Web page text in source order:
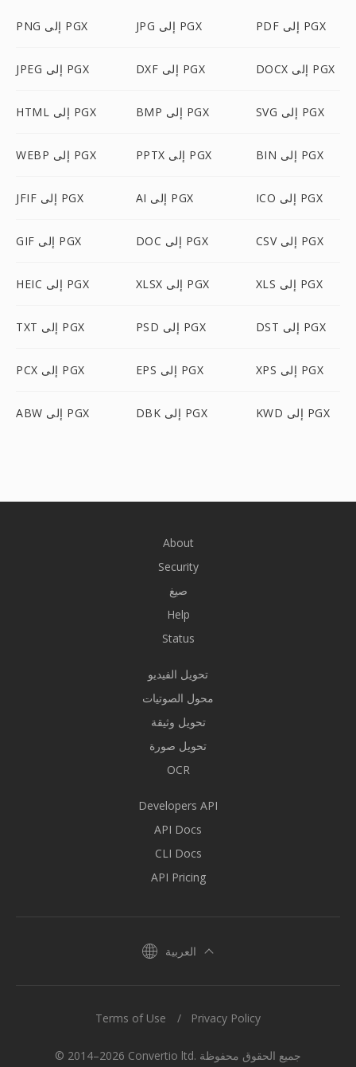
PNG إلى PGX JPG إلى PGX PDF إلى PGX
JPEG إلى PGX DXF إلى PGX DOCX إلى PGX
HTML إلى PGX BMP إلى PGX SVG إلى PGX
WEBP إلى PGX PPTX إلى PGX BIN إلى PGX
JFIF إلى PGX AI إلى PGX ICO إلى PGX
GIF إلى PGX DOC إلى PGX CSV إلى PGX
HEIC إلى PGX XLSX إلى PGX XLS إلى PGX
TXT إلى PGX PSD إلى PGX DST إلى PGX
PCX إلى PGX EPS إلى PGX XPS إلى PGX
ABW إلى PGX DBK إلى PGX KWD إلى PGX
About
Security
صيغ
Help
Status
تحويل الفيديو
محول الصوتيات
تحويل وثيقة
تحويل صورة
OCR
Developers API
API Docs
CLI Docs
API Pricing
العربية
© 2014–2026 Convertio ltd. جميع الحقوق محفوظة
Terms of Use Privacy Policy